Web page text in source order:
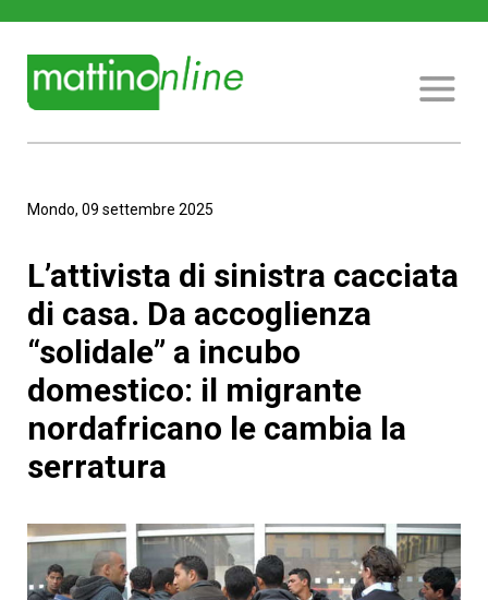
Mondo, 09 settembre 2025
L’attivista di sinistra cacciata
di casa. Da accoglienza
“solidale” a incubo
domestico: il migrante
nordafricano le cambia la
serratura